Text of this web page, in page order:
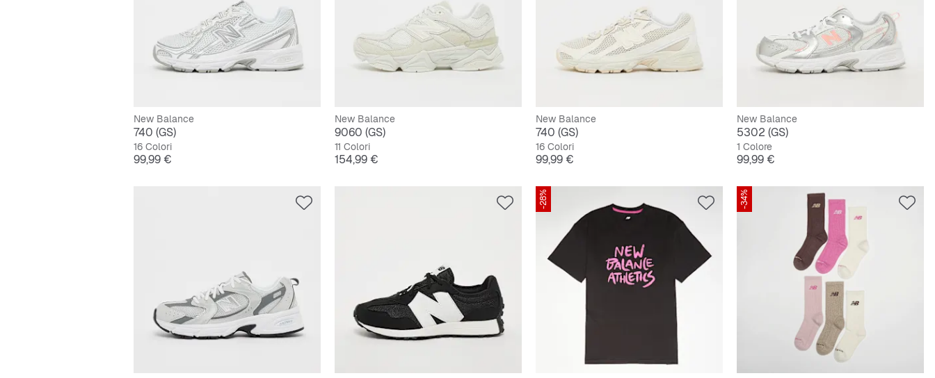
New Balance
740 (GS)
16 Colori
Prezzo
99,99 €
New Balance
9060 (GS)
11 Colori
Prezzo
154,99 €
New Balance
740 (GS)
16 Colori
Prezzo
99,99 €
New Balance
5302 (GS)
1 Colore
Prezzo
99,99 €
-28% -34%